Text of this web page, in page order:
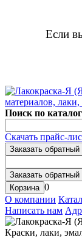
Если
Поиск по
Скачать прайс-
Заказать обратный
Заказать обратный
Корзина 0
О компании
Написать нам